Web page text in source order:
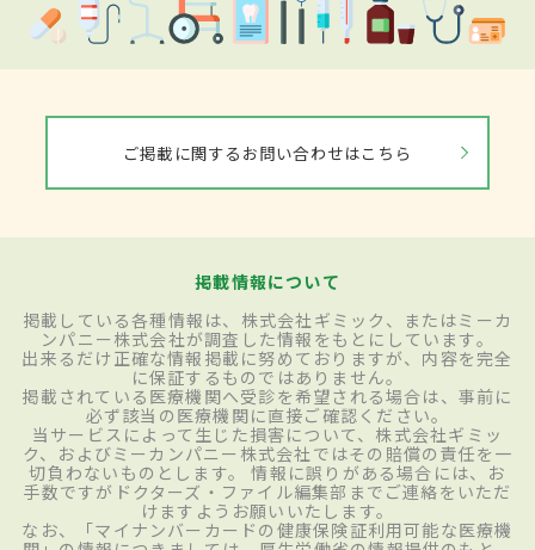
ご掲載に関するお問い合わせはこちら
掲載情報について
掲載している各種情報は、株式会社ギミック、またはミーカ
ンパニー株式会社が調査した情報をもとにしています。
出来るだけ正確な情報掲載に努めておりますが、内容を完全
に保証するものではありません。
掲載されている医療機関へ受診を希望される場合は、事前に
必ず該当の医療機関に直接ご確認ください。
当サービスによって生じた損害について、株式会社ギミッ
ク、およびミーカンパニー株式会社ではその賠償の責任を一
切負わないものとします。 情報に誤りがある場合には、お
手数ですがドクターズ・ファイル編集部までご連絡をいただ
けますようお願いいたします。
なお、「マイナンバーカードの健康保険証利用可能な医療機